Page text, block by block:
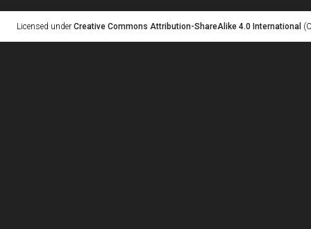
Licensed under Creative Commons Attribution-ShareAlike 4.0 International